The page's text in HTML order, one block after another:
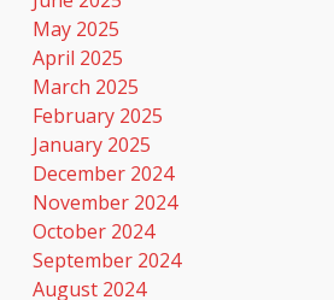
May 2025
April 2025
March 2025
February 2025
January 2025
December 2024
November 2024
October 2024
September 2024
August 2024